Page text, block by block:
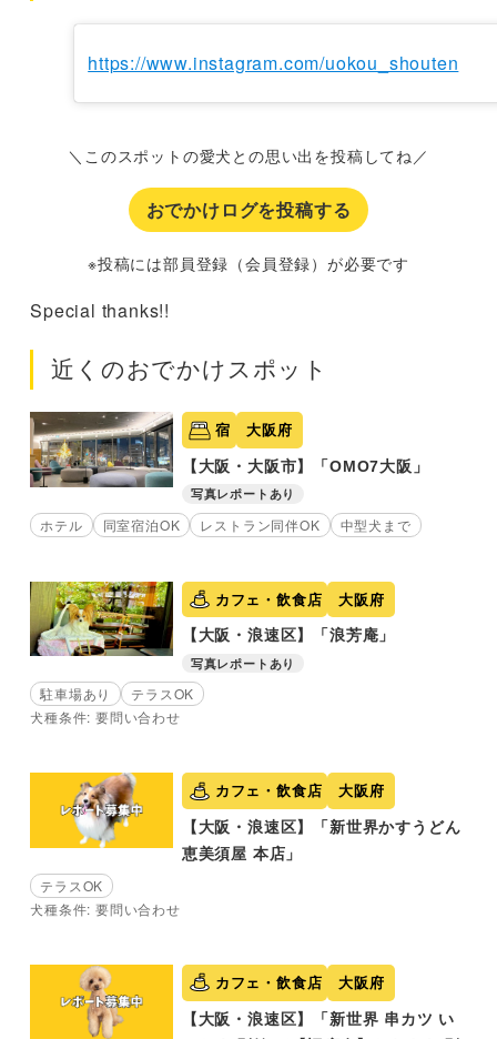
https://www.instagram.com/uokou_shouten
＼このスポットの愛犬との思い出を投稿してね／
おでかけログを投稿する
※投稿には部員登録（会員登録）が必要です
Special thanks!!
近くのおでかけスポット
宿 大阪府
【大阪・大阪市】「OMO7大阪」
写真レポートあり
ホテル 同室宿泊OK レストラン同伴OK 中型犬まで
カフェ・飲食店 大阪府
【大阪・浪速区】「浪芳庵」
写真レポートあり
駐車場あり
テラスOK
犬種条件: 要問い合わせ
カフェ・飲食店 大阪府
【大阪・浪速区】「新世界かすうどん
恵美須屋 本店」
テラスOK
犬種条件: 要問い合わせ
カフェ・飲食店 大阪府
【大阪・浪速区】「新世界 串カツ い